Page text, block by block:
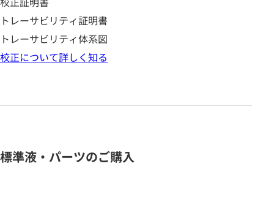
トレーサビリティ証明書
トレーサビリティ体系図
校正について詳しく知る
標準液・パーツのご購入